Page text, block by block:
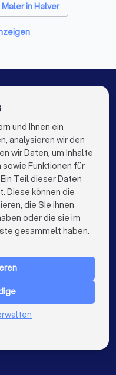
Maler in Halver
in Hamburg
in Bremen
in Dresden
Maler in Leipzig
in Bochum
Maler in Bonn
und Ihnen ein
analysieren wir den
wir Daten, um Inhalte
Funktionen für
Teil dieser Daten
Diese können die
die Sie ihnen
oder die sie im
gesammelt haben.